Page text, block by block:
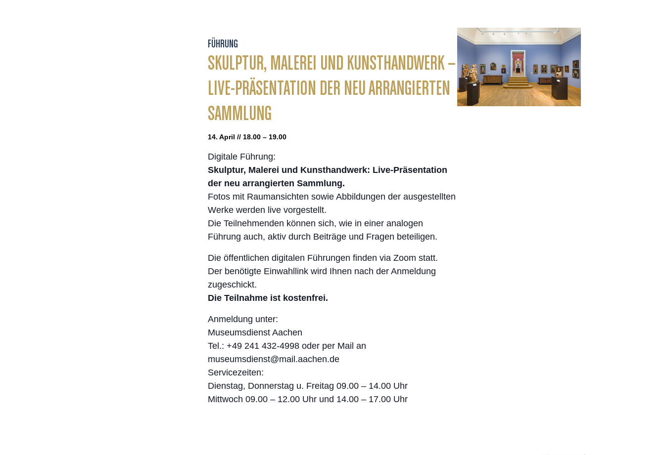
FÜHRUNG
SKULPTUR, MALEREI UND KUNSTHANDWERK –
LIVE-PRÄSENTATION DER NEU ARRANGIERTEN
SAMMLUNG
14. April // 18.00 – 19.00
Digitale Führung:
Skulptur, Malerei und Kunsthandwerk: Live-Präsentation
der neu arrangierten Sammlung.
Fotos mit Raumansichten sowie Abbildungen der ausgestellten
Werke werden live vorgestellt.
Die Teilnehmenden können sich, wie in einer analogen
Führung auch, aktiv durch Beiträge und Fragen beteiligen.
Die öffentlichen digitalen Führungen finden via Zoom statt.
Der benötigte Einwahllink wird Ihnen nach der Anmeldung
zugeschickt.
Die Teilnahme ist kostenfrei.
Anmeldung unter:
Museumsdienst Aachen
Tel.: +49 241 432-4998 oder per Mail an
museumsdienst@mail.aachen.de
Servicezeiten:
Dienstag, Donnerstag u. Freitag 09.00 – 14.00 Uhr
Mittwoch 09.00 – 12.00 Uhr und 14.00 – 17.00 Uhr